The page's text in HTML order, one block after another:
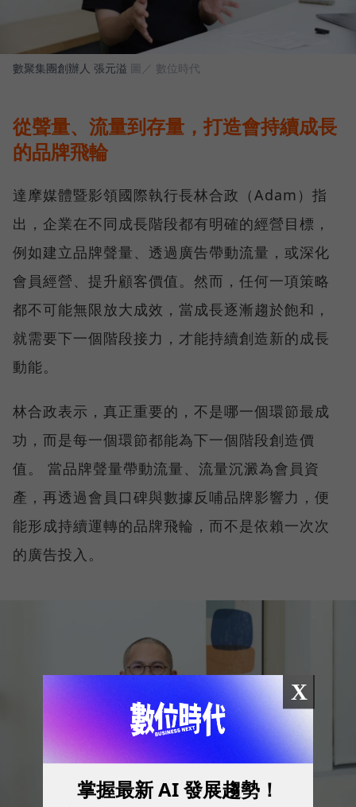
數聚集團創辦人 張元溢 圖／ 數位時代
從聲量、流量到存量，打造會持續成長
的品牌飛輪
達摩媒體暨影領國際執行長林合政（Adam）指
出，企業在不同成長階段都有明確的經營目標，
例如建立品牌聲量、透過廣告帶動流量，或深化
會員經營、提升顧客價值。然而，任何一項策略
都不可能無限放大成效，當成長逐漸趨於飽和，
就需要下一個階段接力，才能持續創造新的成長
動能。
林合政表示，真正重要的，不是哪一個環節最成
功，而是每一個環節都能為下一個階段創造價
值。 當品牌聲量帶動流量、流量沉澱為會員資
產，再透過會員口碑與數據反哺品牌影響力，便
能形成持續運轉的品牌飛輪，而不是依賴一次次
的廣告投入。
X
掌握最新 AI 發展趨勢！